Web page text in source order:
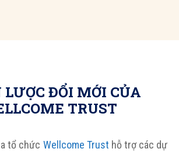
LƯỢC ĐỔI MỚI CỦA
TRUST
tổ chức Wellcome Trust hỗ trợ các dự